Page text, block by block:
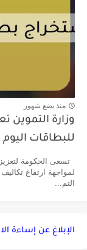
منذ بضع شهور
للبطاقات اليوم
تسعى الحكومة لتعزيز
لمواجهة ارتفاع
التم...
الإبلاغ عن إساءة